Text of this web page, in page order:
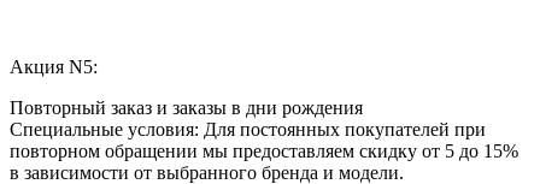
Акция N5:
Повторный заказ и заказы в дни рождения
Специальные условия: Для постоянных покупателей при
повторном обращении мы предоставляем скидку от 5 до 15%
в зависимости от выбранного бренда и модели.